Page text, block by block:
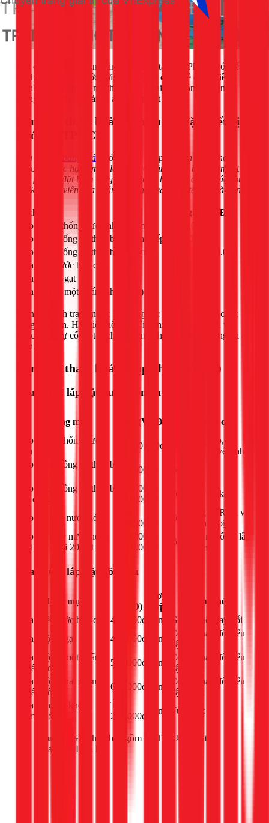
Kết quả sau khi hoàn thành, gia đình tại Tân Phú đã có thể
tận hưởng dòng nước với nhiệt độ ổn định, dễ dàng điều
chỉnh. Áp lực nước mạnh đều ở cả hai bên nóng và lạnh,
mang lại sự thoải mái và an toàn tuyệt đối.
Bảng giá tham khảo dịch vụ lắp đặt thiết bị
nước tại TPHCM
Lưu ý: xem bảng giá dưới đây là chi phí nhân công tham
khảo cho các hạng mục lắp đặt cơ bản, chưa bao gồm vật tư.
Chi phí lắp đặt bơm tăng áp sẽ được báo giá chính xác sau
khi kỹ thuật viên của chúng tôi khảo sát thực tế tại nhà bạn.
Dịch vụ
Đơn giá (VNĐ)
Lắp đặt hệ thống nước nhà vệ sinh
1.400.000
Lắp đường ống và thiết bị rửa nhà bếp
Lắp đường ống và thiết bị gia dụng
200.000 - 600.000
Thay két nước bồn cầu
Thay bộ xả gạt
Thay bộ xả một nhấn (nhấn đơn)
Đừng để tình trạng nước lúc nóng lúc lạnh làm phiền cuộc
sống của bạn. Hãy liên hệ với 1Fix.vn để được tư vấn và
khắc phục sự cố một cách chuyên nghiệp, nhanh chóng và an
toàn.
Bảng giá tham khảo (Cập nhật 03/2026)
Sửa chữa, lắp đặt đường ống nước
Hạng mục Giá (VNĐ)
Ghi chú
Lắp đặt hệ thống nước
nhà vệ sinh
1.400.000đ
Ống cấp, xả,
thiết bị vệ sinh
Lắp đường ống và thiết bị
200.000đ
Lắp đường ống và thiết bị
gia dụng
200.000 -
600.000đ
công Tùy độ khó
Lắp đặt ống nước nóng
200.000đ
công
Ống PPR tới vị
trí thiết bị
Lắp đặt máy nước nóng
mặt trời dưới 200 lít
300.000 -
500.000đ
công
Kết nối ống, lắp
đặt máy
Sửa chữa, lắp đặt bồn cầu
Hạng mục
(VNĐ)
Đơn
vị
Ghi chú
Thay két nước bồn cầu
400.000đ công
Giá có thể thay đổi
Thay bộ xả gạt
450.000đ công
Có thể thay đổi nếu
vật tư tốt
Thay bộ xả một nhấn
(nhấn đơn)
550.000đ công
Có thể thay đổi nếu
vật tư tốt
Thay bộ xả hai nhấn
(nhấn đôi)
650.000đ công
Có thể thay đổi nếu
vật tư tốt
Sửa bồn cầu không
bơm nước
Từ
250.000đ
công Tùy mức độ
Lưu ý:
Giá chưa bao gồm VAT 10% và vật tư
thay thế. Liên hệ